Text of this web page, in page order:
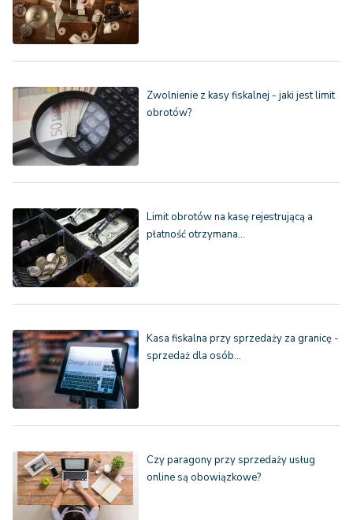
Zwolnienie z kasy fiskalnej - jaki jest limit
obrotów?
Limit obrotów na kasę rejestrującą a
płatność otrzymana…
Kasa fiskalna przy sprzedaży za granicę -
sprzedaż dla osób…
Czy paragony przy sprzedaży usług
online są obowiązkowe?